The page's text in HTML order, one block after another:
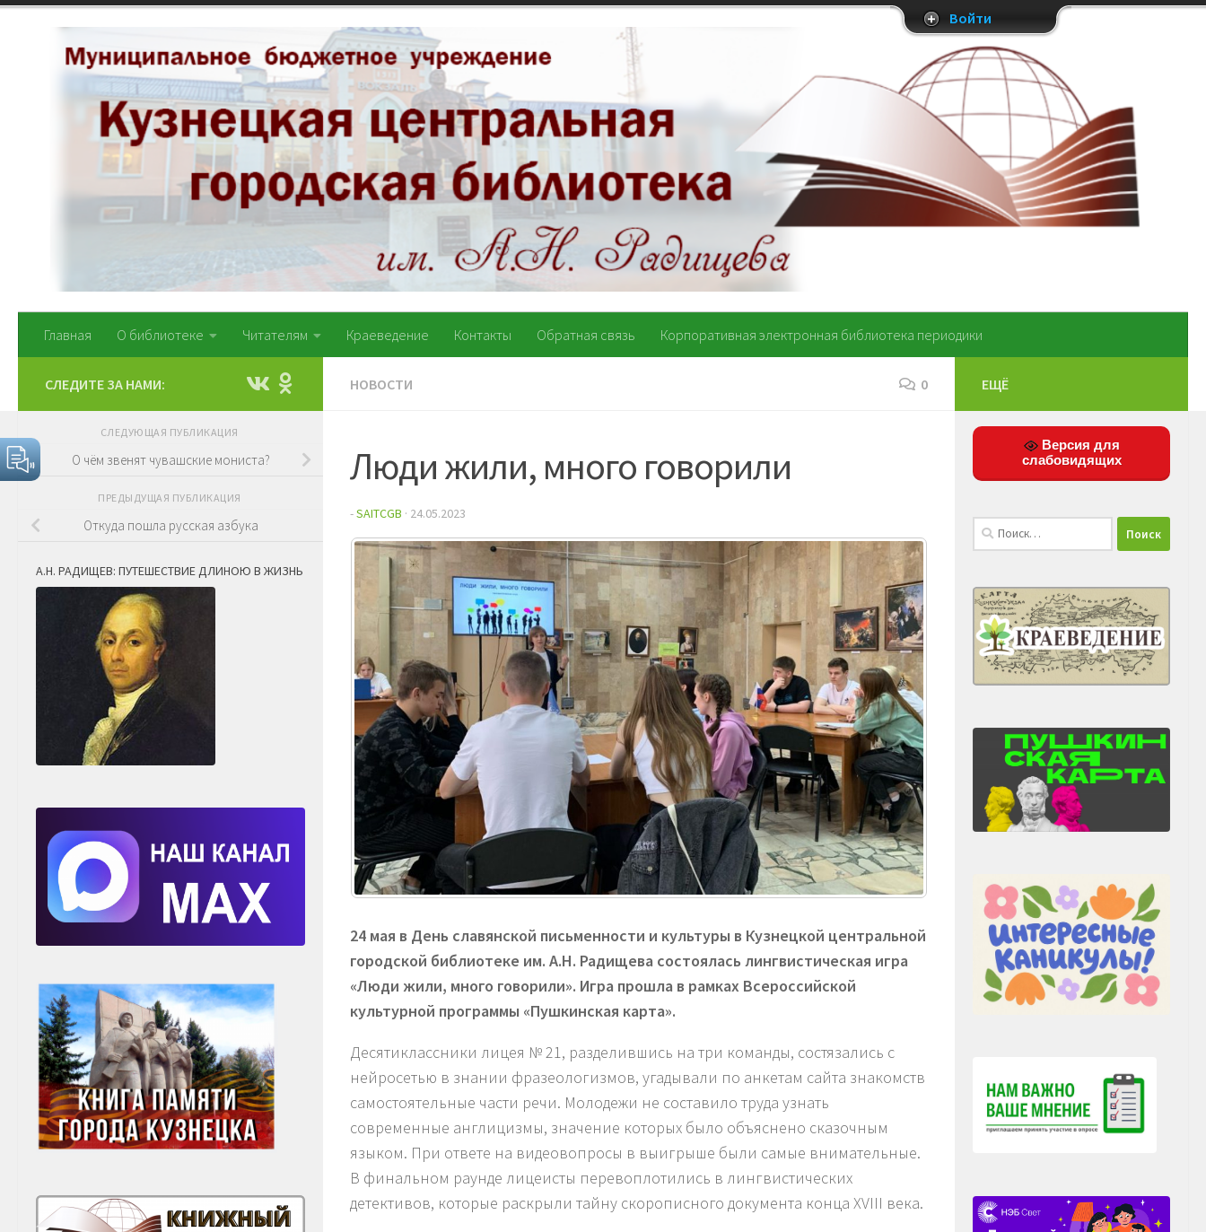
Перейти к содержимому
Главная О библиотеке Читателям Краеведение Контакты Обратная связь Корпоративная электронная библиотека периодики
НОВОСТИ 0
Люди жили, много говорили
-SAITCGB · 24.05.2023
24 мая в День славянской письменности и культуры в Кузнецкой центральной
городской библиотеке им. А.Н. Радищева состоялась лингвистическая игра
«Люди жили, много говорили». Игра прошла в рамках Всероссийской
культурной программы «Пушкинская карта».
Десятиклассники лицея № 21, разделившись на три команды, состязались с
нейросетью в знании фразеологизмов, угадывали по анкетам сайта знакомств
самостоятельные части речи. Молодежи не составило труда узнать
современные англицизмы, значение которых было объяснено сказочным
языком. При ответе на видеовопросы в выигрыше были самые внимательные.
В финальном раунде лицеисты перевоплотились в лингвистических
детективов, которые раскрыли тайну скорописного документа конца XVIII века.
СЛЕДИТЕ ЗА НАМИ:
СЛЕДУЮЩАЯ ПУБЛИКАЦИЯ
О чём звенят чувашские мониста?
ПРЕДЫДУЩАЯ ПУБЛИКАЦИЯ
Откуда пошла русская азбука
А.Н. РАДИЩЕВ: ПУТЕШЕСТВИЕ ДЛИНОЮ В ЖИЗНЬ
ЕЩЁ
Версия для
слабовидящих
Найти:
Войти